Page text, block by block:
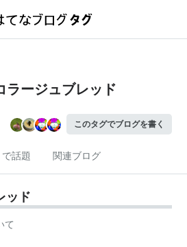
ラージュブレッド
このタグでブログを書く
話題 関連ブログ
ッド
て